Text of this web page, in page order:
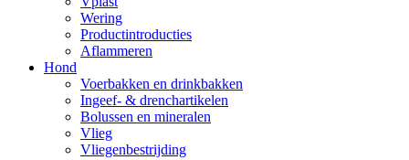
Wering
Productintroducties
Aflammeren
Hond
Voerbakken en drinkbakken
Ingeef- & drenchartikelen
Bolussen en mineralen
Vlieg
Vliegenbestrijding